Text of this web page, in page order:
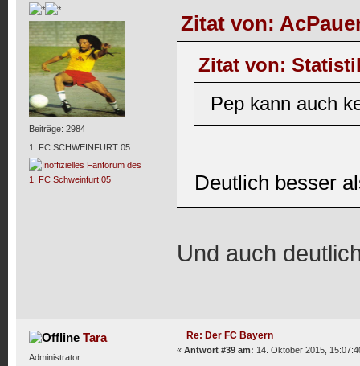
Beiträge: 2984
1. FC SCHWEINFURT 05
Zitat von:
Zitat von:
Pep kann auch
Deutlich besser
Und auch
Tara
Administrator
Re: Der FC Bayern
« Antwort #39 am: 14. Oktober 2015,